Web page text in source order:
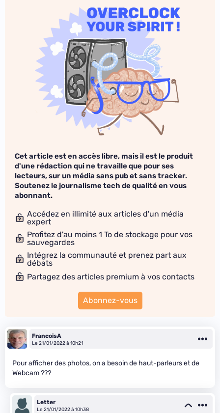
Cet article est en accès libre, mais il est le produit
d'une rédaction qui ne travaille que pour ses
lecteurs, sur un média sans pub et sans tracker.
Soutenez le journalisme tech de qualité en vous
abonnant.
Accédez en illimité aux articles d'un média
expert
Profitez d'au moins 1 To de stockage pour vos
sauvegardes
Intégrez la communauté et prenez part aux
débats
Partagez des articles premium à vos contacts
Abonnez-vous
FrancoisA
Le 21/01/2022 à 10h21
Pour afficher des photos, on a besoin de haut-parleurs et de
Webcam ???
Letter
Le 21/01/2022 à 10h38